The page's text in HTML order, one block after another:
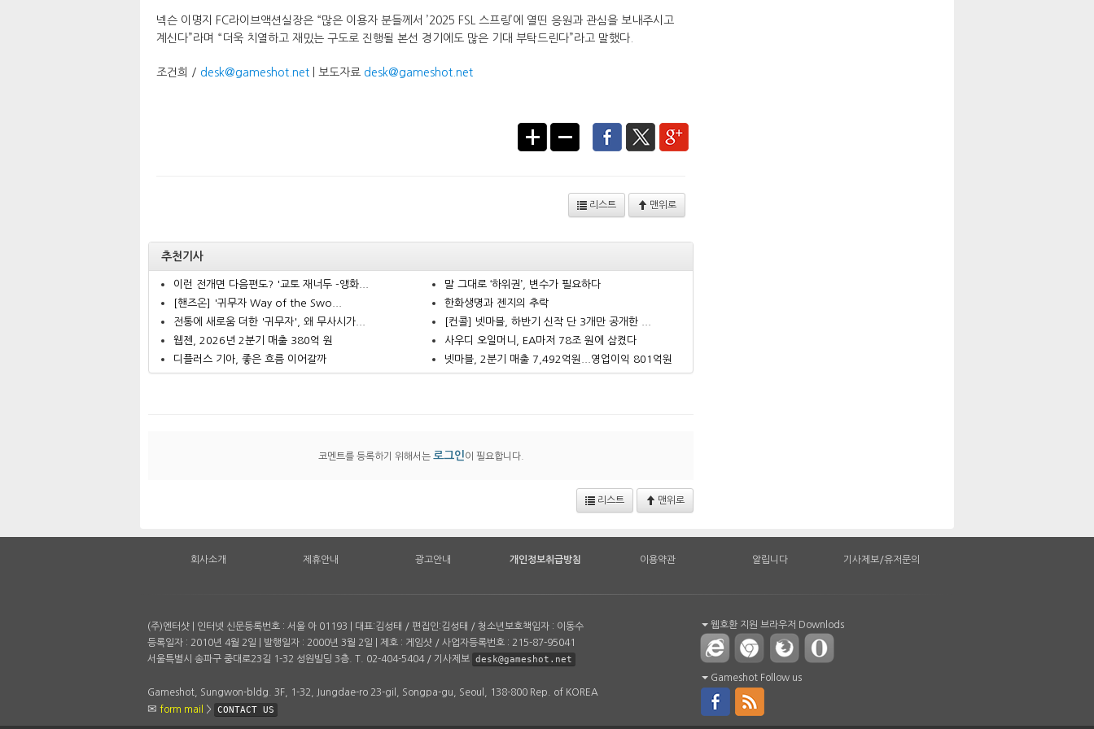
넥슨 이명지 FC라이브액션실장은 “많은 이용자 분들께서 ’2025 FSL 스프링’에 열띤 응원과 관심을 보내주시고
계신다”라며 “더욱 치열하고 재밌는 구도로 진행될 본선 경기에도 많은 기대 부탁드린다”라고 말했다.​
조건희 / desk@gameshot.net | 보도자료 desk@gameshot.net
리스트 맨위로
추천기사
이런 전개면 다음편도? '교토 재너두 -앵화...
[핸즈온] '귀무자 Way of the Swo...
전통에 새로움 더한 '귀무자', 왜 무사시가...
웹젠, 2026년 2분기 매출 380억 원
디플러스 기아, 좋은 흐름 이어갈까
말 그대로 ‘하위권’, 변수가 필요하다
한화생명과 젠지의 추락
[컨콜] 넷마블, 하반기 신작 단 3개만 공개한 ...
사우디 오일머니, EA마저 78조 원에 삼켰다
넷마블, 2분기 매출 7,492억원...영업이익 801억원
코멘트를 등록하기 위해서는 로그인이 필요합니다.
리스트 맨위로
회사소개 제휴안내 광고안내 개인정보취급방침 이용약관 알립니다 기사제보/유저문의
(주)엔터샷 | 인터넷 신문등록번호 : 서울 아 01193 | 대표:김성태 / 편집인:김성태 / 청소년보호책임자 : 이동수
등록일자 : 2010년 4월 2일 | 발행일자 : 2000년 3월 2일 | 제호 : 게임샷 / 사업자등록번호 : 215-87-95041
서울특별시 송파구 중대로23길 1-32 성원빌딩 3층. T. 02-404-5404 / 기사제보 desk@gameshot.net
Gameshot, Sungwon-bldg. 3F, 1-32, Jungdae-ro 23-gil, Songpa-gu, Seoul, 138-800 Rep. of KOREA
form mail
> CONTACT US
웹호환 지원 브라우저 Downlods
Gameshot Follow us